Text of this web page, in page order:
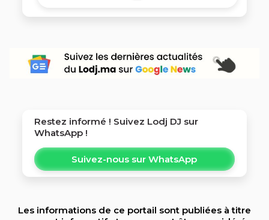
Restez informé ! Suivez Lodj DJ sur
WhatsApp !
Suivez-nous sur WhatsApp
Les informations de ce portail sont publiées à titre